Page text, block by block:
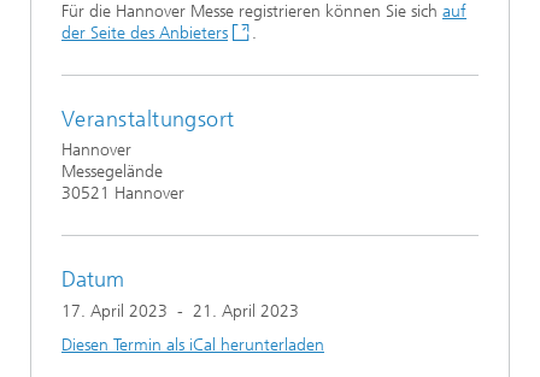
Für die Hannover Messe registrieren können Sie sich auf
der Seite des Anbieters
.
Veranstaltungsort
Hannover
Messegelände
30521 Hannover
Datum
17. April 2023 - 21. April 2023
Diesen Termin als iCal herunterladen